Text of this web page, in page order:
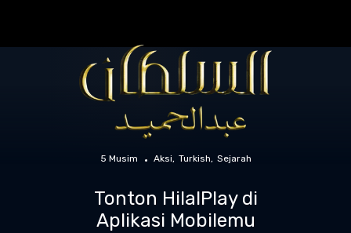
5 Musim Aksi Turkish Sejarah
Tonton HilalPlay di
Aplikasi Mobilemu